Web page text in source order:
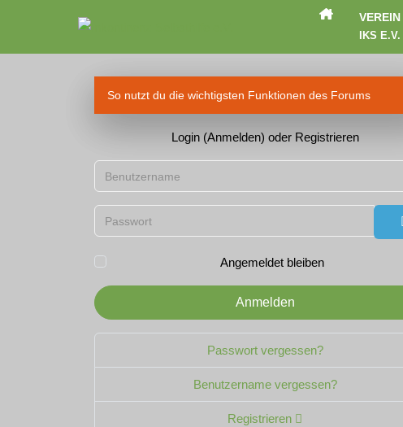
VEREIN
IKS E.V.
So nutzt du die wichtigsten Funktionen des Forums
Login (Anmelden) oder Registrieren
Benutzername
Passwort
Angemeldet bleiben
Anmelden
Passwort vergessen?
Benutzername vergessen?
Registrieren